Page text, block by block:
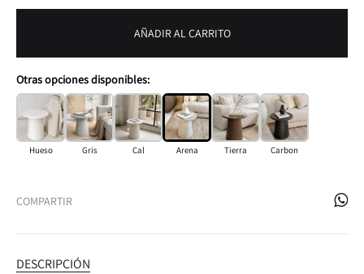
AÑADIR AL CARRITO
Otras opciones disponibles:
Hueso Gris Cal Arena Tierra Carbon
COMPARTIR
DESCRIPCIÓN